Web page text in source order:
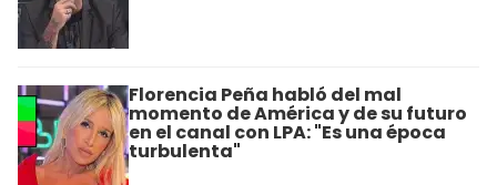
Florencia Peña habló del mal
momento de América y de su futuro
en el canal con LPA: "Es una época
turbulenta"